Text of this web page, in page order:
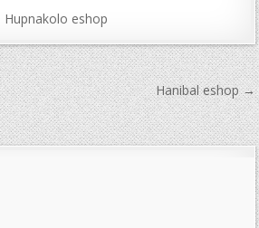
Hupnakolo eshop
Hanibal eshop →